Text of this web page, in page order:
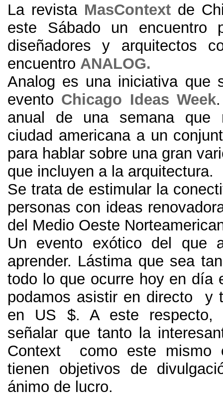
La revista MasContext de
este Sábado un encuentro
diseñadores y arquitectos
encuentro ANALOG.
Analog es una iniciativa que
evento Chicago Ideas Week
anual de una semana que
ciudad americana a un
para hablar sobre una gran
que incluyen a la arquitectura.
Se trata de estimular la
personas con ideas
del Medio Oeste
Un evento exótico del que
aprender. Lástima que sea
todo lo que ocurre hoy en día
podamos asistir en directo y
en US $. A este respecto,
señalar que tanto la
Context como este mismo
tienen objetivos de
ánimo de lucro.